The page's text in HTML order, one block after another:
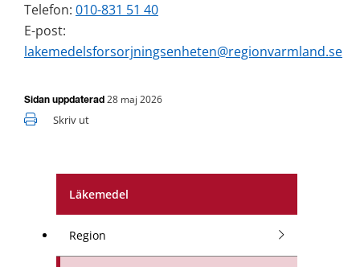
Läkemedel
Region
Telefon: 010-831 51 40
lakemedelsforsorjningsenheten@regionvarmland.se
Sidan uppdaterad 28 maj 2026
Skriv ut